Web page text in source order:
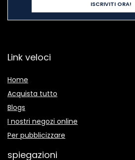
Link veloci
Home
Acquista tutto
Blogs
I nostri negozi online
Per pubblicizzare
spiegazioni